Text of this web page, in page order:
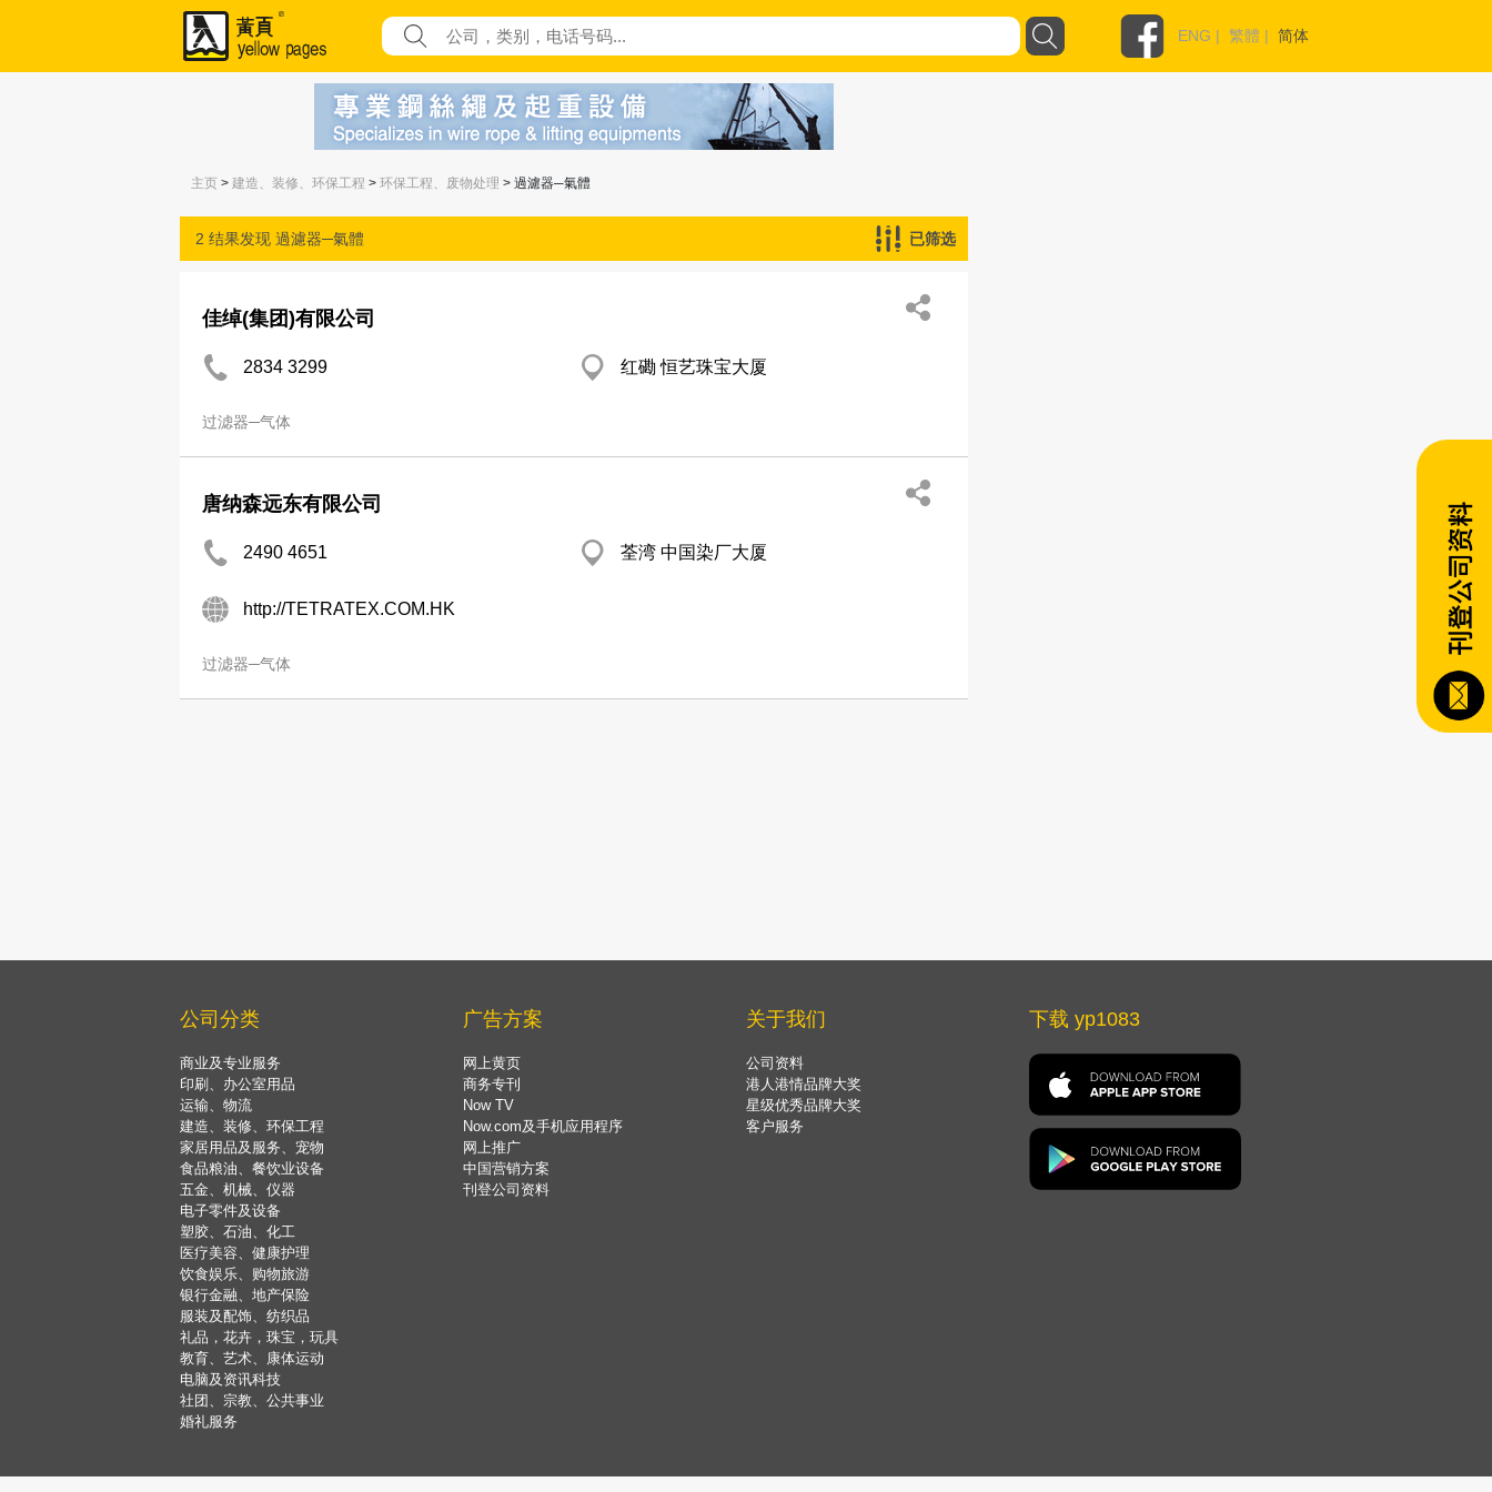
ENG | 繁體 | 简体
主页 > 建造、装修、环保工程 > 环保工程、废物处理 > 過濾器─氣體
2 结果发现 過濾器─氣體 已筛选
佳绰(集团)有限公司
2834 3299 红磡 恒艺珠宝大厦
过滤器─气体
唐纳森远东有限公司
2490 4651 荃湾 中国染厂大厦
http://TETRATEX.COM.HK
过滤器─气体
公司分类
商业及专业服务
印刷、办公室用品
运输、物流
建造、装修、环保工程
家居用品及服务、宠物
食品粮油、餐饮业设备
五金、机械、仪器
电子零件及设备
塑胶、石油、化工
医疗美容、健康护理
饮食娱乐、购物旅游
银行金融、地产保险
服装及配饰、纺织品
礼品，花卉，珠宝，玩具
教育、艺术、康体运动
电脑及资讯科技
社团、宗教、公共事业
婚礼服务
广告方案
网上黄页
商务专刊
Now TV
Now.com及手机应用程序
网上推广
中国营销方案
刊登公司资料
关于我们
公司资料
港人港情品牌大奖
星级优秀品牌大奖
客户服务
下载 yp1083